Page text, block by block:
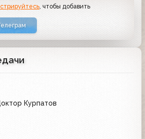
, чтобы добавить
Курпатов